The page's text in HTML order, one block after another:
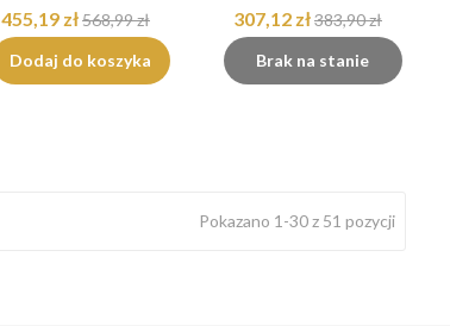
455,19 zł568,99 zł
Dodaj do koszyka
307,12 zł383,90 zł
Brak na stanie
Pokazano 1-30 z 51 pozycji